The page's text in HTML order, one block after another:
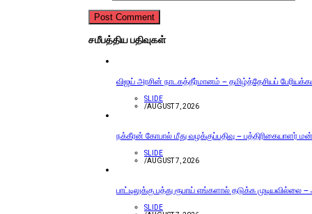
சமீபத்திய பதிவுகள்
விஜய் அரசின் நாடகத்தீர்மானம் – தமிழ்த்தேசியப்
SLIDE
/AUGUST 7, 2026
நக்கீரன் கோபால் மீது வழக்குப்பதிவு –
SLIDE
/AUGUST 7, 2026
பாட்டிலுக்கு பத்து ரூபாய் எங்களால் தடுக்க முடியவில்லை
SLIDE